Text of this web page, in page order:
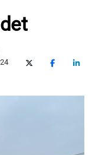
X (Twitter)Facebook